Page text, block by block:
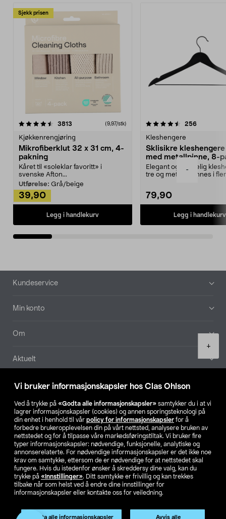
Vi bruker informasjonskapsler hos Clas Ohlson
Ved å trykke på «Godta alle informasjonskapsler» samtykker du i at vi
lagrer informasjonskapsler (cookies) og annen sporingsteknologi på
din enhet i henhold til vår policy for informasjonskapsler for å
forbedre brukeropplevelsen din på vårt nettsted, analysere bruken av
nettstedet og for å tilpasse våre markedsføringstiltak. Vi bruker fire
typer informasjonskapsler: nødvendige, funksjonelle, analytiske og
annonserelaterte. For nødvendige informasjonskapsler er det ikke noe
krav om samtykke, ettersom de er nødvendige for at nettstedet skal
fungere. Hvis du istedenfor ønsker å skreddersy dine valg, kan du
trykke på «Innstillinger». Ditt samtykke er frivillig og kan trekkes
tilbake når som helst ved å endre dine innstillinger for
informasjonskapsler eller kontakte oss for veiledning.
Godta alle informasjonskapsler Avvis alle
-
+
Sjekk prisen
3813 anmeldelser(9,97/stk)
Kjøkkenrengjøring
Mikrofiberklut 32 x 31 cm, 4-
pakning
Kåret til «soleklar favoritt» i
svenske Afton...
Utførelse: Grå/beige
39,90
Legg i handlekurv
4.5av 5 stjerner 256
Kleshengere
Sklisikre
med metallpinne, 8-
Elegant og skikkelig
tre og metall – finnes i
79,90
Legg i handlekurv
4.5av 5 stjerner
Bunntekst
Kundeservice
Min konto
Om
Aktuelt
Våre selskaper
Finn din butikk
SE NO FI
Endre til priser ekskl. moms